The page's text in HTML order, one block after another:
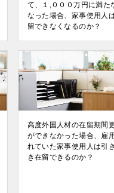
て、１,０００万円に満た
なった場合、家事使用人
留できなくなるのか？
高度外国人材の在留期間
ができなかった場合、雇
れていた家事使用人は引
き在留できるのか？